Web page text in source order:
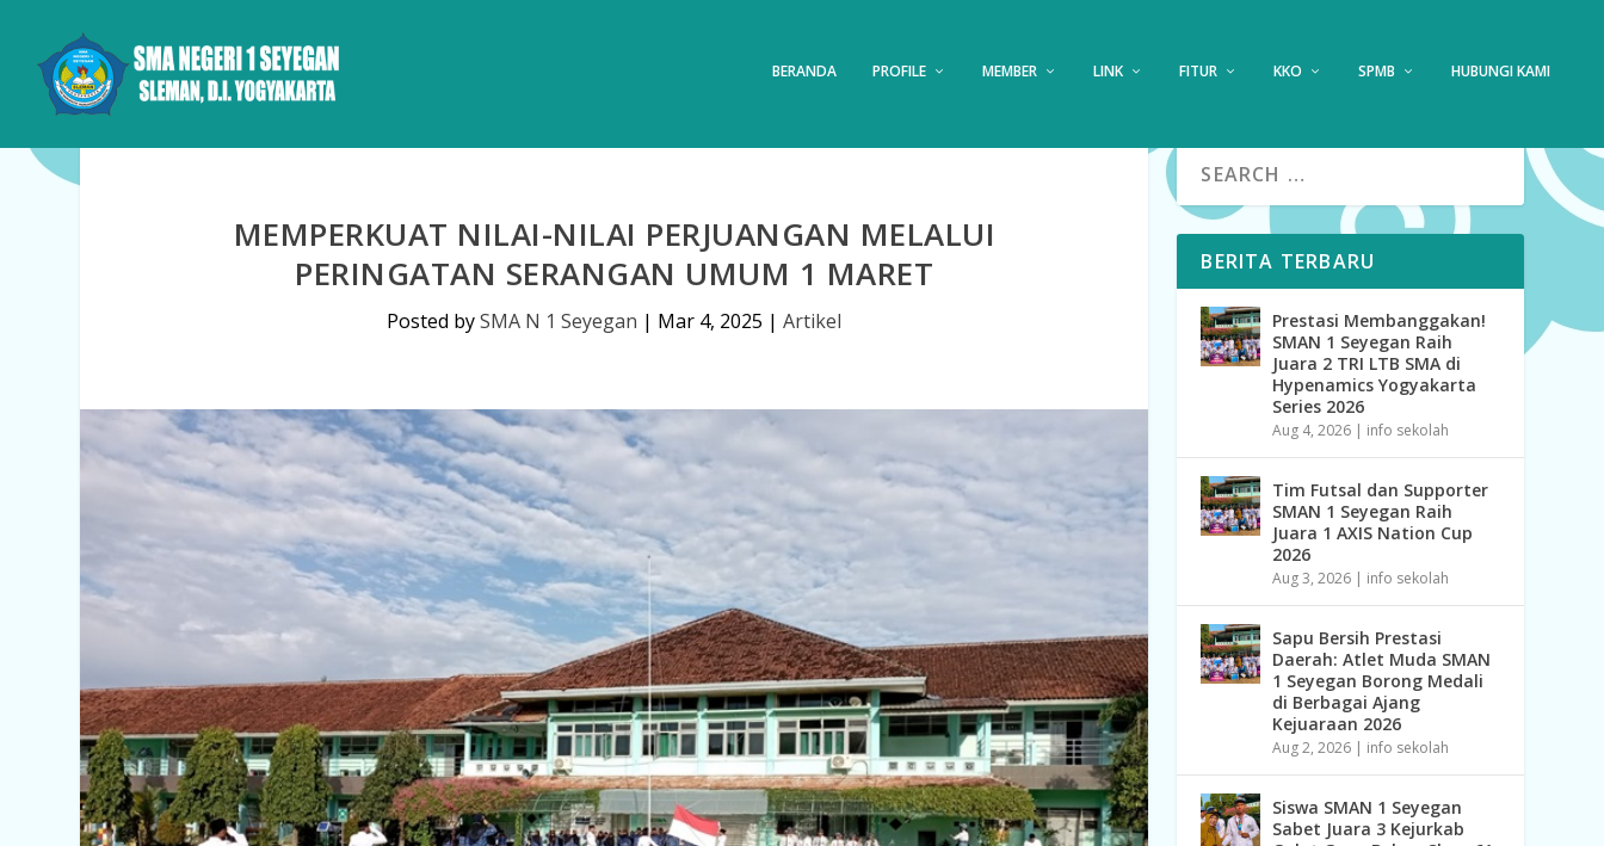
BERANDA PROFILE MEMBER LINK FITUR KKO SPMB HUBUNGI KAMI
MEMPERKUAT NILAI-NILAI PERJUANGAN MELALUI
PERINGATAN SERANGAN UMUM 1 MARET
Posted bySMA N 1 Seyegan | Mar 4, 2025 |Artikel
BERITA TERBARU
Prestasi Membanggakan!
SMAN 1 Seyegan Raih
Juara 2 TRI LTB SMA di
Hypenamics Yogyakarta
Series 2026
Aug 4, 2026 | info sekolah
Tim Futsal dan Supporter
SMAN 1 Seyegan Raih
Juara 1 AXIS Nation Cup
2026
Aug 3, 2026 | info sekolah
Sapu Bersih Prestasi
Daerah: Atlet Muda SMAN
1 Seyegan Borong Medali
di Berbagai Ajang
Kejuaraan 2026
Aug 2, 2026 | info sekolah
Siswa SMAN 1 Seyegan
Sabet Juara 3 Kejurkab